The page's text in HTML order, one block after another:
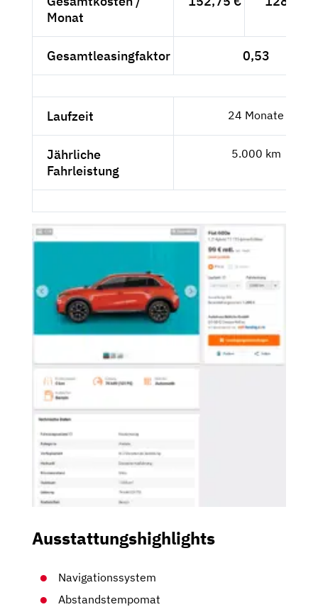
Monat
Gesamtleasingfaktor 0,53
Laufzeit 24 Monate
Jährliche
Fahrleistung
5.000 km
Ausstattungshighlights
Navigationssystem
Abstandstempomat